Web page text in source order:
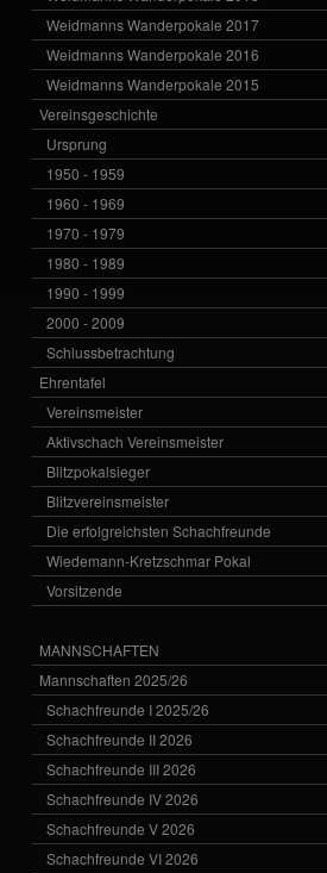
Weidmanns Wanderpokale 2017
Weidmanns Wanderpokale 2016
Weidmanns Wanderpokale 2015
Vereinsgeschichte
Ursprung
1950 - 1959
1960 - 1969
1970 - 1979
1980 - 1989
1990 - 1999
2000 - 2009
Schlussbetrachtung
Ehrentafel
Vereinsmeister
Aktivschach Vereinsmeister
Blitzpokalsieger
Blitzvereinsmeister
Die erfolgreichsten Schachfreunde
Wiedemann-Kretzschmar Pokal
Vorsitzende
MANNSCHAFTEN
Mannschaften 2025/26
Schachfreunde I 2025/26
Schachfreunde II 2026
Schachfreunde III 2026
Schachfreunde IV 2026
Schachfreunde V 2026
Schachfreunde VI 2026